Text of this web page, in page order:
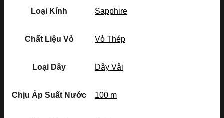
Loại Kính Sapphire
Chất Liệu Vỏ Vỏ Thép
Loại Dây Dây Vải
Chịu Áp Suất Nước 100 m